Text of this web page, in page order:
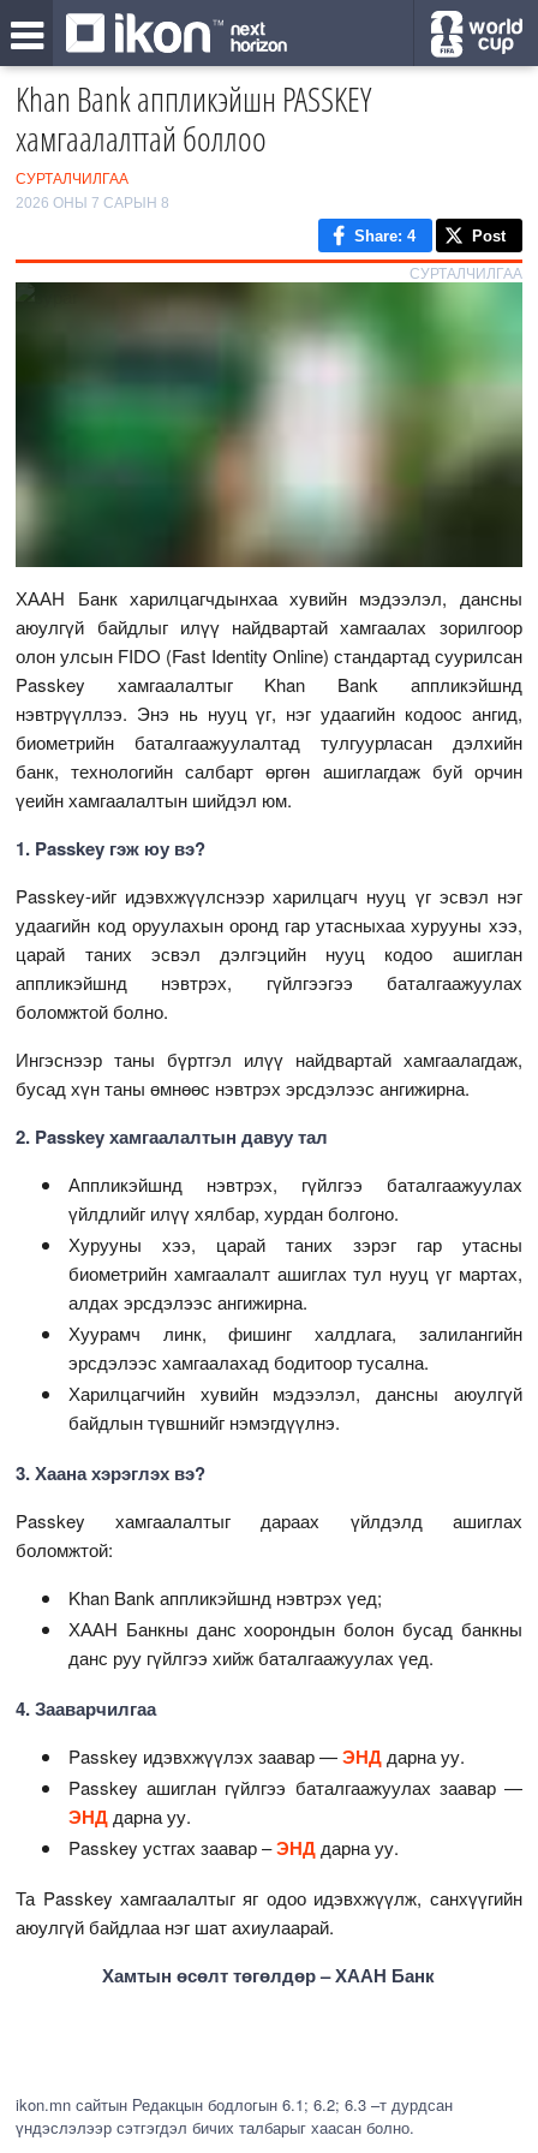
Khan Bank аппликэйшн PASSKEY
хамгаалалттай боллоо
СУРТАЛЧИЛГАА
2026 ОНЫ 7 САРЫН 8
Share: 4 Post
СУРТАЛЧИЛГАА
ХААН Банк харилцагчдынхаа хувийн мэдээлэл, дансны
аюулгүй байдлыг илүү найдвартай хамгаалах зорилгоор
олон улсын FIDO (Fast Identity Online) стандартад суурилсан
Passkey хамгаалалтыг Khan Bank аппликэйшнд
нэвтрүүллээ. Энэ нь нууц үг, нэг удаагийн кодоос ангид,
биометрийн баталгаажуулалтад тулгуурласан дэлхийн
банк, технологийн салбарт өргөн ашиглагдаж буй орчин
үеийн хамгаалалтын шийдэл юм.
1. Passkey гэж юу вэ?
Passkey-ийг идэвхжүүлснээр харилцагч нууц үг эсвэл нэг
удаагийн код оруулахын оронд гар утасныхаа хурууны хээ,
царай таних эсвэл дэлгэцийн нууц кодоо ашиглан
аппликэйшнд нэвтрэх, гүйлгээгээ баталгаажуулах
боломжтой болно.
Ингэснээр таны бүртгэл илүү найдвартай хамгаалагдаж,
бусад хүн таны өмнөөс нэвтрэх эрсдэлээс ангижирна.
2. Passkey хамгаалалтын давуу тал
Аппликэйшнд нэвтрэх, гүйлгээ баталгаажуулах
үйлдлийг илүү хялбар, хурдан болгоно.
Хурууны хээ, царай таних зэрэг гар утасны
биометрийн хамгаалалт ашиглах тул нууц үг мартах,
алдах эрсдэлээс ангижирна.
Хуурамч линк, фишинг халдлага, залилангийн
эрсдэлээс хамгаалахад бодитоор тусална.
Харилцагчийн хувийн мэдээлэл, дансны аюулгүй
байдлын түвшнийг нэмэгдүүлнэ.
3. Хаана хэрэглэх вэ?
Passkey хамгаалалтыг дараах үйлдэлд ашиглах
боломжтой:
Khan Bank аппликэйшнд нэвтрэх үед;
ХААН Банкны данс хоорондын болон бусад банкны
данс руу гүйлгээ хийж баталгаажуулах үед.
4. Зааварчилгаа
Passkey идэвхжүүлэх заавар —ЭНДдарна уу.
Passkey ашиглан гүйлгээ баталгаажуулах заавар —
ЭНДдарна уу.
Passkey устгах заавар –ЭНДдарна уу.
Та Passkey хамгаалалтыг яг одоо идэвхжүүлж, санхүүгийн
аюулгүй байдлаа нэг шат ахиулаарай.
Хамтын өсөлт төгөлдөр – ХААН Банк
ikon.mn сайтын Редакцын бодлогын 6.1; 6.2; 6.3 –т дурдсан
үндэслэлээр сэтгэгдэл бичих талбарыг хаасан болно.